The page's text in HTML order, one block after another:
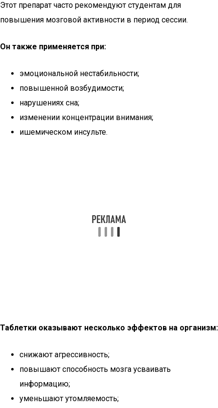
Этот препарат часто рекомендуют студентам для
повышения мозговой активности в период сессии.
Он также применяется при:
эмоциональной нестабильности;
повышенной возбудимости;
нарушениях сна;
изменении концентрации внимания;
ишемическом инсульте.
Таблетки оказывают несколько эффектов на организм:
снижают агрессивность;
повышают способность мозга усваивать
информацию;
уменьшают утомляемость;